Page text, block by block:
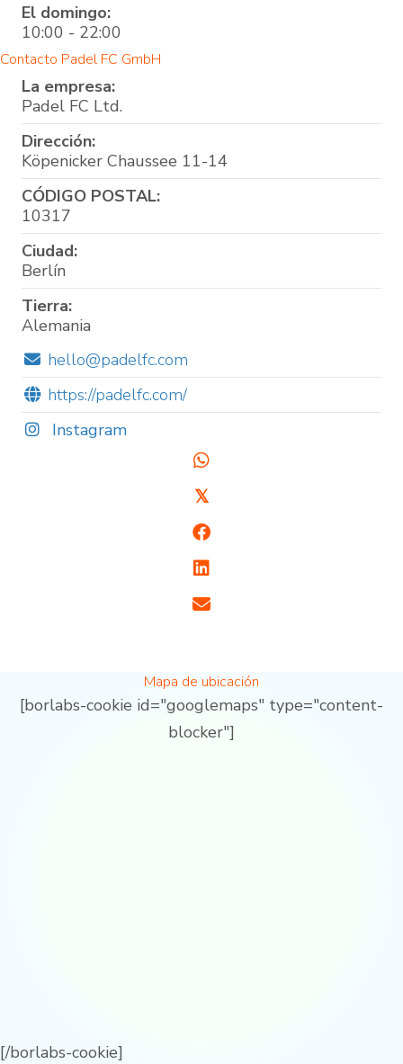
El domingo:
10:00 - 22:00
Contacto Padel FC GmbH
La empresa:
Padel FC Ltd.
Dirección:
Köpenicker Chaussee 11-14
CÓDIGO POSTAL:
10317
Ciudad:
Berlín
Tierra:
Alemania
hello@padelfc.com
https://padelfc.com/
Instagram
𝕏
Mapa de ubicación
[borlabs-cookie id="googlemaps" type="content-
blocker"]
[/borlabs-cookie]